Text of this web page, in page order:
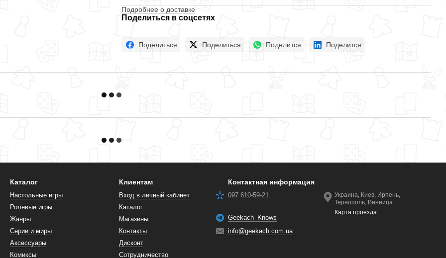
Подробнее о доставке
Поделиться в соцсетях
Поделиться Поделиться Поделится Поделится
Каталог
Настольные игры
Ролевые игры
Жанры
Серии и миры
Аксессуары
Комиксы
Клиентам
Вход в личный кабинет
Каталог
Магазины
Контакты
Дисконт
Сотрудничество
Контактная информация
097 610-59-21
Geekach_Knows
info@geekach.com.ua
Украина, Киев, Ирпень,
Тернополь, Винница
Карта проезда